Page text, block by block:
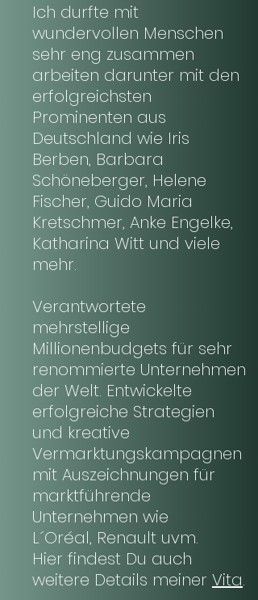
Ich durfte mit
wundervollen Menschen
sehr eng zusammen
arbeiten darunter mit den
erfolgreichsten
Prominenten aus
Deutschland wie Iris
Berben, Barbara
Schöneberger, Helene
Fischer, Guido Maria
Kretschmer, Anke Engelke,
Katharina Witt und viele
mehr.
Verantwortete
mehrstellige
Millionenbudgets für sehr
renommierte Unternehmen
der Welt. Entwickelte
erfolgreiche Strategien
und kreative
Vermarktungskampagnen
mit Auszeichnungen für
marktführende
Unternehmen wie
L´Oréal, Renault uvm.
Hier findest Du auch
weitere Details meiner Vita.